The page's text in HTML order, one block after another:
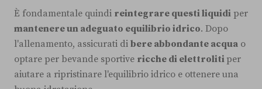
È fondamentale quindi reintegrare questi liquidi per
mantenere un adeguato equilibrio idrico. Dopo
l'allenamento, assicurati di bere abbondante acqua o
optare per bevande sportive ricche di elettroliti per
aiutare a ripristinare l'equilibrio idrico e ottenere una